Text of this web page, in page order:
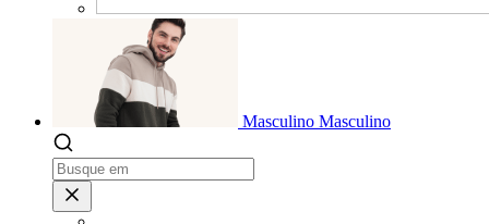
Masculino Masculino